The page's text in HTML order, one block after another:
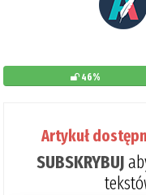
46%
Artykuł
SUBSKRYBUJ